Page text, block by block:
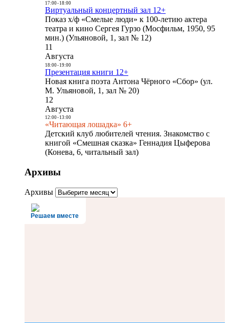
17:00- 18:00
Виртуальный концертный зал 12+
Показ х/ф «Смелые люди» к 100-летию актера
театра и кино Сергея Гурзо (Мосфильм, 1950, 95
мин.) (Ульяновой, 1, зал № 12)
11
Августа
18:00- 19:00
Презентация книги 12+
Новая книга поэта Антона Чёрного «Сбор» (ул.
М. Ульяновой, 1, зал № 20)
12
Августа
12:00- 13:00
«Читающая лошадка» 6+
Детский клуб любителей чтения. Знакомство с
книгой «Смешная сказка» Геннадия Цыферова
(Конева, 6, читальный зал)
Архивы
Архивы
Решаем вместе